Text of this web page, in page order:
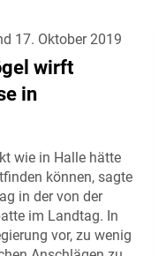
17. Oktober 2019
wirft
in
wie in Halle hätte
können, sagte
in der von der
im Landtag. In
vor, zu wenig